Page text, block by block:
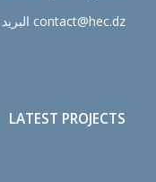
contact@hec.dz البريد الإلكتروني
LATEST PROJECTS